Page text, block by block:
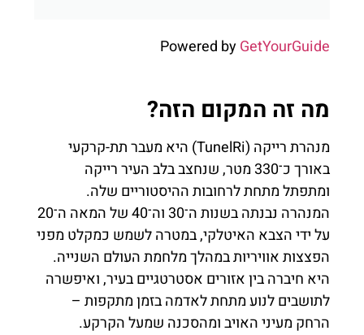
Powered byGetYourGuide
מה זה המקום הזה?
מנהרת רייקה (TunelRi) היא מעבר תת-קרקעי
באורך כ־330 מטר, שנחצב בלב העיר רייקה
ומתפתל מתחת לרחובות ההיסטוריים שלה.
המנהרה נבנתה בשנות ה־30 וה־40 של המאה ה־20
על ידי הצבא האיטלקי, במטרה לשמש כמקלט מפני
הפצצות אוויריות במהלך מלחמת העולם השנייה.
היא חיברה בין אזורים אסטרטגיים בעיר, ואיפשרה
לתושבים לנוע מתחת לאדמה בזמן מתקפות –
הרחק מעיני האויב ומהסכנה שמעל הקרקע.